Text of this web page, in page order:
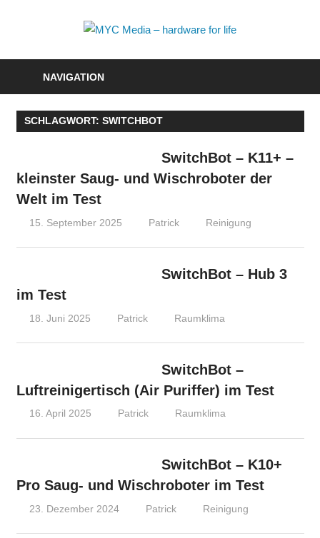
Media
–
for
life
NAVIGATION
SCHLAGWORT: SWITCHBOT
SwitchBot – K11+ –
kleinster Saug- und Wischroboter der
Welt im Test
15. September 2025 Patrick Reinigung
SwitchBot – Hub 3
im Test
18. Juni 2025 Patrick Raumklima
SwitchBot –
Luftreinigertisch (Air Puriffer) im Test
16. April 2025 Patrick Raumklima
SwitchBot – K10+
Pro Saug- und Wischroboter im Test
23. Dezember 2024 Patrick Reinigung